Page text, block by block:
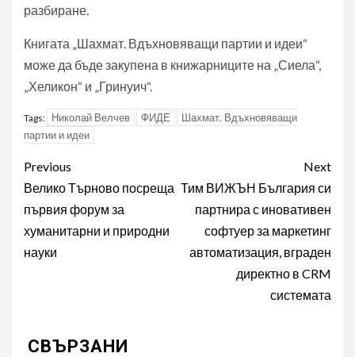
разбиране.
Книгата „Шахмат. Вдъхновяващи партии и идеи“
може да бъде закупена в книжарниците на „Сиела“,
„Хеликон“ и „Гринуич“.
Tags: Николай Велчев ФИДЕ
Шахмат. Вдъхновяващи
партии и идеи
Post
navigation
Previous
Велико Търново посреща
първия форум за
хуманитарни и природни
науки
Next
Тим ВИЖЪН България си
партнира с иновативен
софтуер за маркетинг
автоматизация, вграден
директно в CRM
системата
СВЪРЗАНИ